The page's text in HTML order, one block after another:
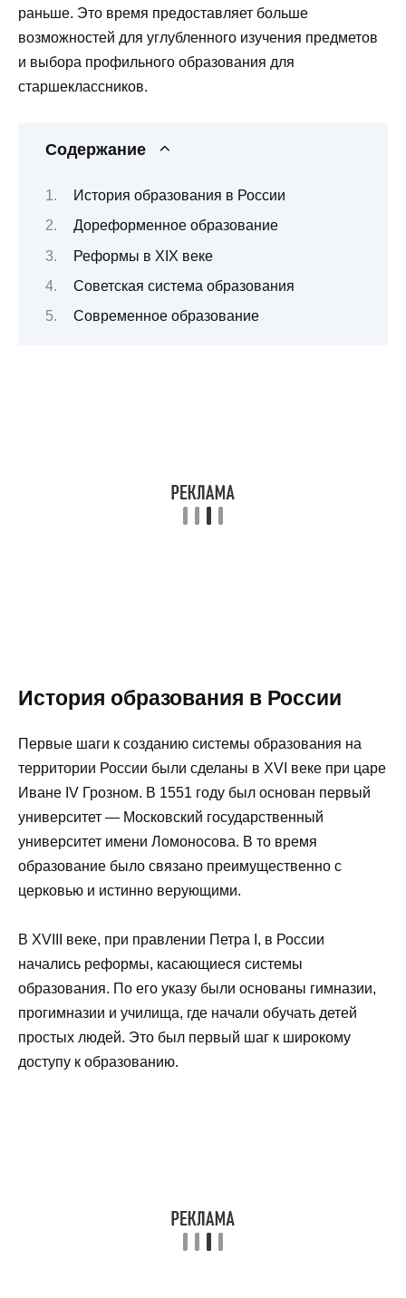
раньше. Это время предоставляет больше
возможностей для углубленного изучения предметов
и выбора профильного образования для
старшеклассников.
Содержание
История образования в России
Дореформенное образование
Реформы в XIX веке
Советская система образования
Современное образование
История образования в России
Первые шаги к созданию системы образования на
территории России были сделаны в XVI веке при царе
Иване IV Грозном. В 1551 году был основан первый
университет — Московский государственный
университет имени Ломоносова. В то время
образование было связано преимущественно с
церковью и истинно верующими.
В XVIII веке, при правлении Петра I, в России
начались реформы, касающиеся системы
образования. По его указу были основаны гимназии,
прогимназии и училища, где начали обучать детей
простых людей. Это был первый шаг к широкому
доступу к образованию.